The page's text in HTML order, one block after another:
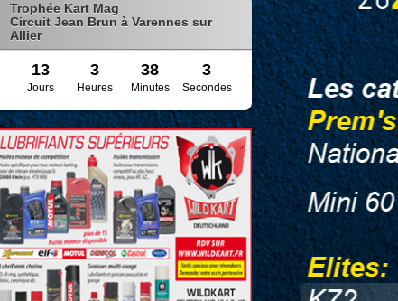
Trophée Kart Mag
Circuit Jean Brun à Varennes sur
Allier
13 3 38 1
Jours Heures Minutes Secondes